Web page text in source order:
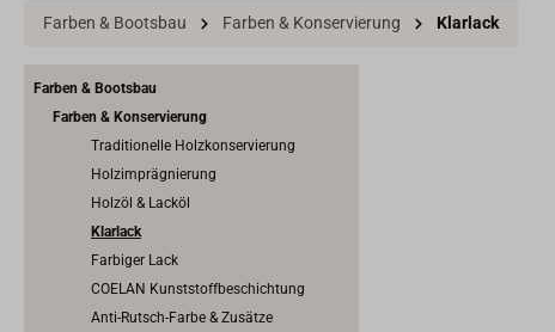
Farben & Bootsbau Farben & Konservierung Klarlack
Farben & Bootsbau
Farben & Konservierung
Traditionelle Holzkonservierung
Holzimprägnierung
Holzöl & Lacköl
Klarlack
Farbiger Lack
COELAN Kunststoffbeschichtung
Anti-Rutsch-Farbe & Zusätze